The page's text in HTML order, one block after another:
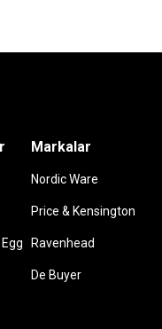
Markalar
Nordic Ware
Price & Kensington
Ravenhead
De Buyer